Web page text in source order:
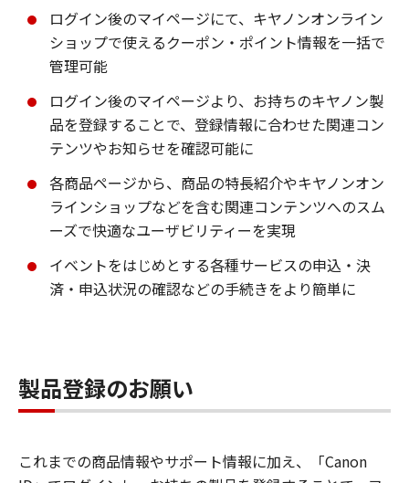
ログイン後のマイページにて、キヤノンオンライン
ショップで使えるクーポン・ポイント情報を一括で
管理可能
ログイン後のマイページより、お持ちのキヤノン製
品を登録することで、登録情報に合わせた関連コン
テンツやお知らせを確認可能に
各商品ページから、商品の特長紹介やキヤノンオン
ラインショップなどを含む関連コンテンツへのスム
ーズで快適なユーザビリティーを実現
イベントをはじめとする各種サービスの申込・決
済・申込状況の確認などの手続きをより簡単に
製品登録のお願い
これまでの商品情報やサポート情報に加え、「Canon